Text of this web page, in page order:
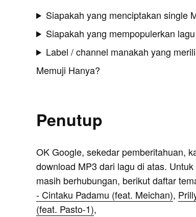
Siapakah yang menciptakan single
Siapakah yang mempopulerkan
Label / channel manakah yang
Memuji Hanya?
Penutup
OK Google, sekedar pemberitahuan,
download MP3 dari lagu di atas.
masih berhubungan, berikut daftar
- Cintaku Padamu (feat. Meichan),
(feat. Pasto-1),